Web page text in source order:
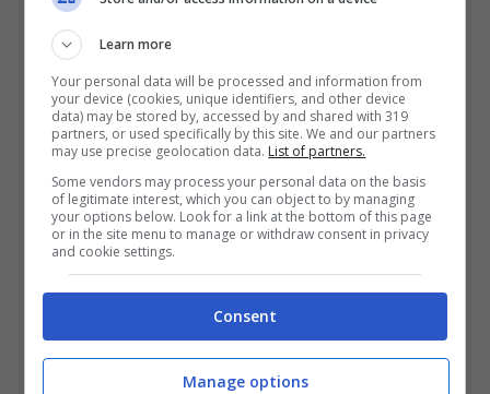
linee guida della community
il social network al ballerino Tommaso.
Learn more
Your personal data will be processed and information from
your device (cookies, unique identifiers, and other device
data) may be stored by, accessed by and shared with 319
partners, or used specifically by this site. We and our partners
may use precise geolocation data. List of partners.
Some vendors may process your personal data on the basis
of legitimate interest, which you can object to by managing
your options below. Look for a link at the bottom of this page
or in the site menu to manage or withdraw consent in privacy
and cookie settings.
Consent
Manage options